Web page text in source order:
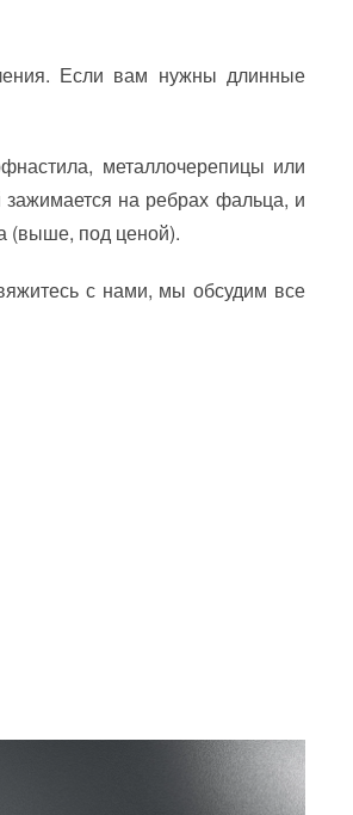
Если вам нужны длинные
металлочерепицы или
зажимается на ребрах фальца, и
(выше, под ценой).
с нами, мы обсудим все